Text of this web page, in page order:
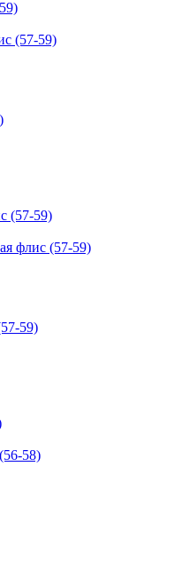
(57-59)
флис (57-59)
59)
58)